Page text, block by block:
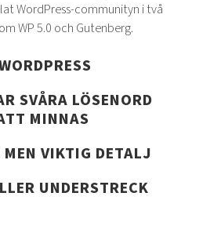
WordPress-communityn i två
WP 5.0 och Gutenberg.
SVÅRA LÖSENORD
MINNAS
VIKTIG DETALJ
UNDERSTRECK